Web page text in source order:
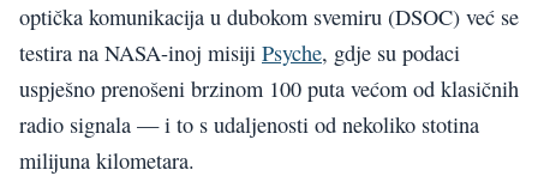
optička komunikacija u dubokom svemiru (DSOC) već se
testira na NASA-inoj misiji Psyche, gdje su podaci
uspješno prenošeni brzinom 100 puta većom od klasičnih
radio signala — i to s udaljenosti od nekoliko stotina
milijuna kilometara.